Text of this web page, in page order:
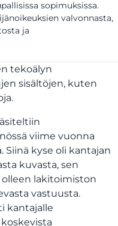
sopimuksissa.
valvonnasta,
ja
tekoälyn
sisältöjen, kuten
viime vuonna
Siinä kyse oli kantajan
kuvasta, sen
lakitoimiston
vastuusta.
kantajalle